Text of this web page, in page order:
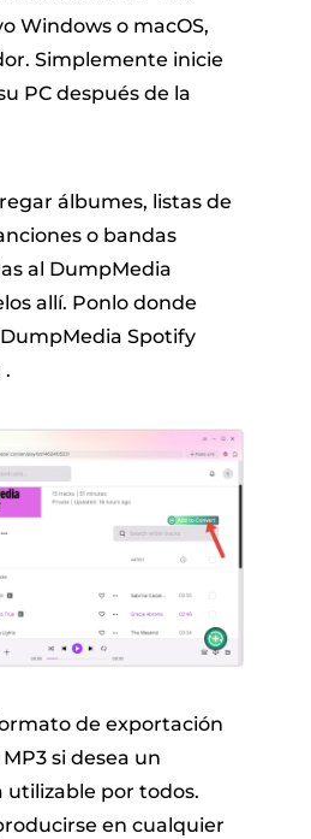
Windows o macOS,
Simplemente inicie
PC después de la
álbumes, listas de
o bandas
al DumpMedia
allí. Ponlo donde
Spotify
.
de exportación
si desea un
utilizable por todos.
en cualquier